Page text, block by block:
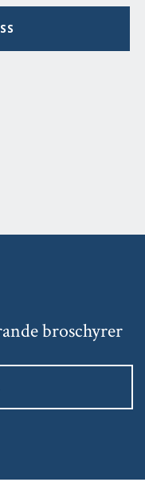
broschyrer